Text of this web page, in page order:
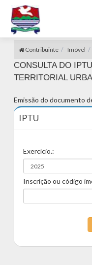
Contribuinte Imóvel
CONSULTA DO
TERRITORIAL
Emissão do documento
IPTU
Exercício.:
Inscrição ou código